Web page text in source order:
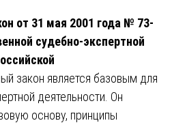
от 31 мая 2001 года № 73-
судебно-экспертной
закон является базовым для
деятельности. Он
основу, принципы